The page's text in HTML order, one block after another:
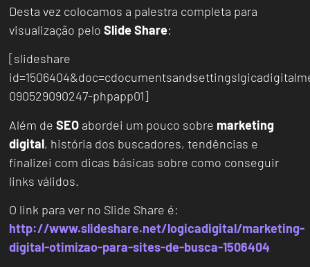
Desta vez colocamos a palestra completa para
visualização peloSlide Share:
[slideshare
090529090247-phpapp01]
Além deSEO abordei um pouco sobre marketing
digital, história dos buscadores, tendências e
finalizei com dicas básicas sobre como conseguir
links válidos.
O link para ver no Slide Share é:
http://www.slideshare.net/logicadigital/marketing-
digital-otimizao-para-sites-de-busca-1506404